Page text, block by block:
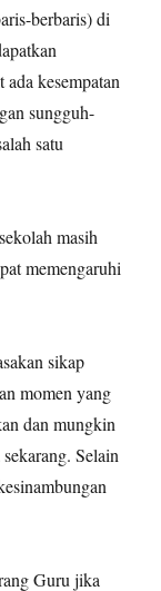
berbaris) di
kesempatan
sungguh-
satu
masih
memengaruhi
sikap
momen yang
dan mungkin
Selain
Guru jika